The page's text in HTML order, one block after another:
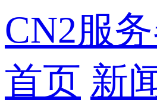
CN2服
首页 新